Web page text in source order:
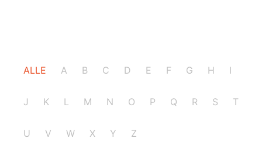
ALLE A B C D E F G H I
J K L M N O P Q R S T
U V W X Y Z